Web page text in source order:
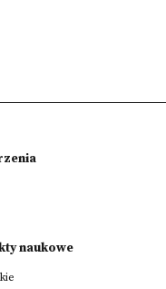
naukowe